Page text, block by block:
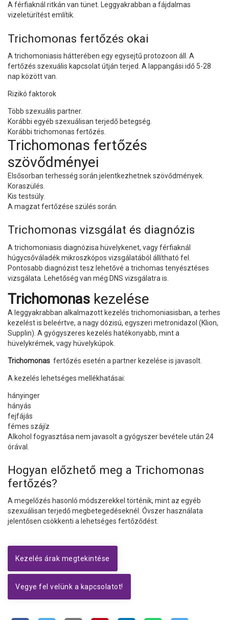
A férfiaknál ritkán van tünet. Leggyakrabban a fájdalmas
vizeletürítést említik.
Trichomonas fertőzés okai
A trichomoniasis hátterében egy egysejtű protozoon áll. A
fertőzés szexuális kapcsolat útján terjed. A lappangási idő 5-28
nap között van.
Rizikó faktorok
Több szexuális partner.
Korábbi egyéb szexuálisan terjedő betegség.
Korábbi trichomonas fertőzés.
Trichomonas fertőzés
szövődményei
Elsősorban terhesség során jelentkezhetnek szövődmények.
Koraszülés.
Kis testsúly.
A magzat fertőzése szülés során.
Trichomonas vizsgálat és diagnózis
A trichomoniasis diagnózisa hüvelykenet, vagy férfiaknál
húgycsőváladék mikroszkópos vizsgálatából állítható fel.
Pontosabb diagnózist tesz lehetővé a trichomas tenyésztéses
vizsgálata. Lehetőség van még DNS vizsgálatra is.
Trichomonas kezelése
A leggyakrabban alkalmazott kezelés trichomoniasisban, a terhes
kezelést is beleértve, a nagy dózisú, egyszeri metronidazol (Klion,
Supplin). A gyógyszeres kezelés hatékonyabb, mint a
hüvelykrémek, vagy hüvelykúpok.
Trichomonas fertőzés esetén a partner kezelése is javasolt.
A kezelés lehetséges mellékhatásai:
hányinger
hányás
fejfájás
fémes szájíz
Alkohol fogyasztása nem javasolt a gyógyszer bevétele után 24
órával.
Hogyan előzhető meg a Trichomonas
fertőzés?
A megelőzés hasonló módszerekkel történik, mint az egyéb
szexuálisan terjedő megbetegedéseknél. Óvszer használata
jelentősen csökkenti a lehetséges fertőződést.
Kezelés árak megtekintése
Vegye fel velünk a kapcsolatot!